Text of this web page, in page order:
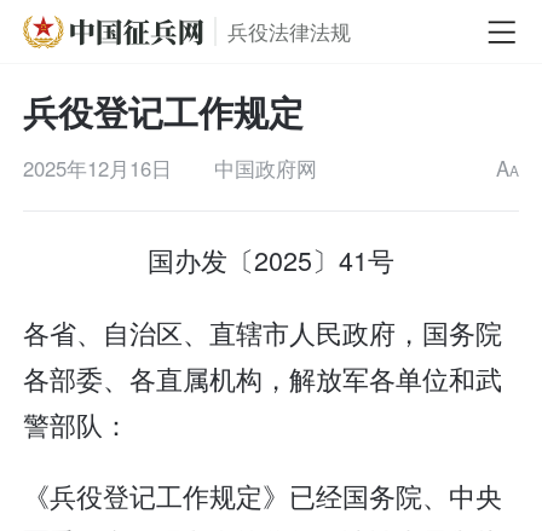
兵役法律法规
兵役登记工作规定
2025年12月16日 中国政府网 AA
国办发〔2025〕41号
各省、自治区、直辖市人民政府，国务院
各部委、各直属机构，解放军各单位和武
警部队：
《兵役登记工作规定》已经国务院、中央